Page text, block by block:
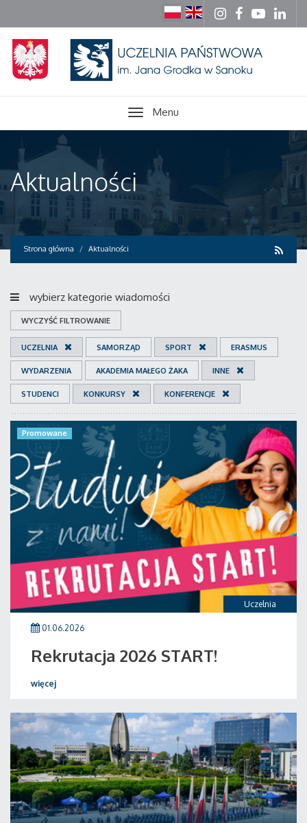
Menu
Aktualności
Strona główna Aktualności
wybierz kategorie wiadomości
WYCZYŚĆ FILTROWANIE
UCZELNIA SAMORZĄD SPORT ERASMUS
WYDARZENIA AKADEMIA MAŁEGO ŻAKA INNE
STUDENCI KONKURSY KONFERENCJE
Uczelnia
Promowane
01.06.2026
Rekrutacja 2026 START!
więcej